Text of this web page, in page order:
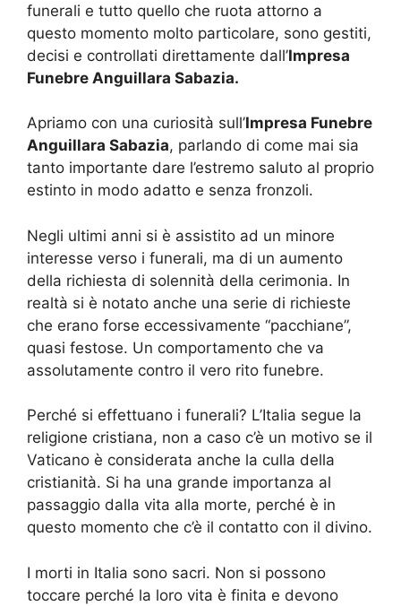
funerali e tutto quello che ruota attorno a
questo momento molto particolare, sono gestiti,
decisi e controllati direttamente dall’Impresa
Funebre Anguillara Sabazia.
Apriamo con una curiosità sull’Impresa Funebre
Anguillara Sabazia, parlando di come mai sia
tanto importante dare l’estremo saluto al proprio
estinto in modo adatto e senza fronzoli.
Negli ultimi anni si è assistito ad un minore
interesse verso i funerali, ma di un aumento
della richiesta di solennità della cerimonia. In
realtà si è notato anche una serie di richieste
che erano forse eccessivamente “pacchiane”,
quasi festose. Un comportamento che va
assolutamente contro il vero rito funebre.
Perché si effettuano i funerali? L’Italia segue la
religione cristiana, non a caso c’è un motivo se il
Vaticano è considerata anche la culla della
cristianità. Si ha una grande importanza al
passaggio dalla vita alla morte, perché è in
questo momento che c’è il contatto con il divino.
I morti in Italia sono sacri. Non si possono
toccare perché la loro vita è finita e devono